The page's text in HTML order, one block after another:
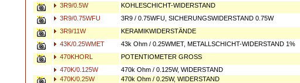
3R9/0.5W
KOHLESCHICHT-WIDERSTAND
3R9/0.75WFU
3R9 / 0.75WFU, SICHERUNGSWIDERSTAND 0.75W
3R9/11W
KERAMIKWIDERSTÄNDE
43K/0.25WMET
43k Ohm / 0.25WMET, METALLSCHICHT-WIDERSTAND 1%
470KHORL
POTENTIOMETER GROSS
470K/0.125W
470k Ohm / 0.125W, WIDERSTAND
470K/0.25W
470k Ohm / 0.25W, WIDERSTAND